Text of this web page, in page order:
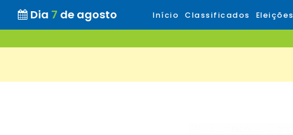
Dia 7 de agosto Início Classificados Eleições